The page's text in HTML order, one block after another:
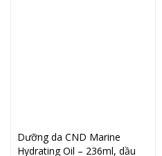
Dưỡng da CND Marine
Hydrating Oil – 236ml, dầu